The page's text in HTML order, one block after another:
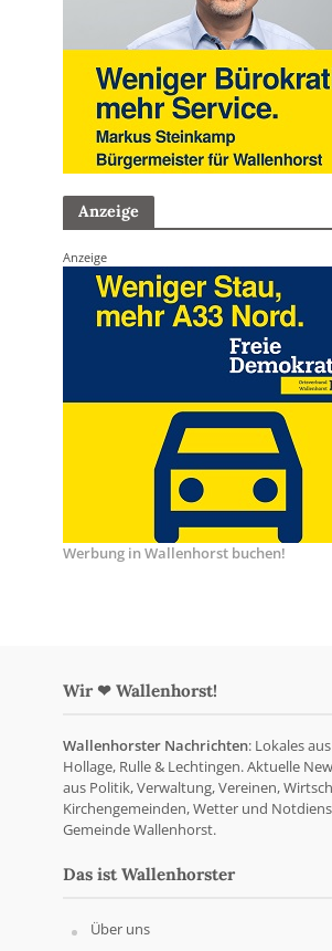
Anzeige
Anzeige
Werbung in Wallenhorst buchen!
Wir ❤ Wallenhorst!
Wallenhorster Nachrichten: Lokales aus
Hollage, Rulle & Lechtingen. Aktuelle
aus Politik, Verwaltung, Vereinen,
Kirchengemeinden, Wetter und
Gemeinde Wallenhorst.
Das ist Wallenhorster
Über uns